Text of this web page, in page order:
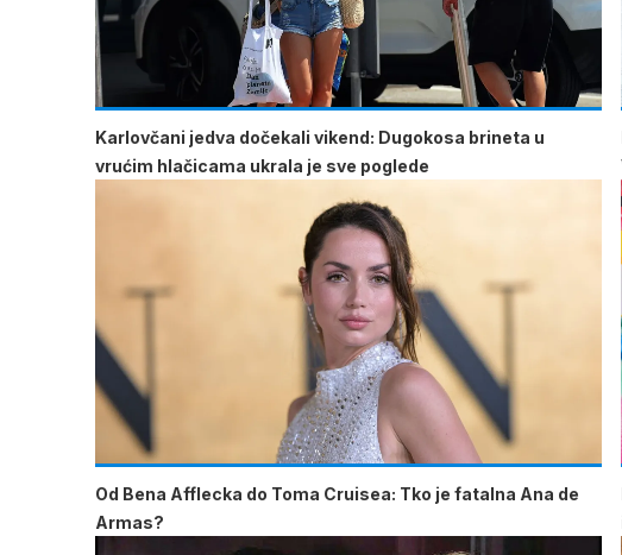
Karlovčani jedva dočekali vikend: Dugokosa brineta u
vrućim hlačicama ukrala je sve poglede
Od Bena Afflecka do Toma Cruisea: Tko je fatalna Ana de
Armas?